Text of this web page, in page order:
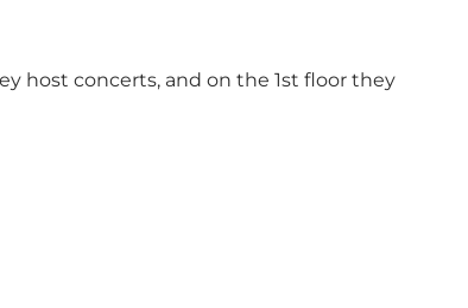
host concerts, and on the 1st floor they